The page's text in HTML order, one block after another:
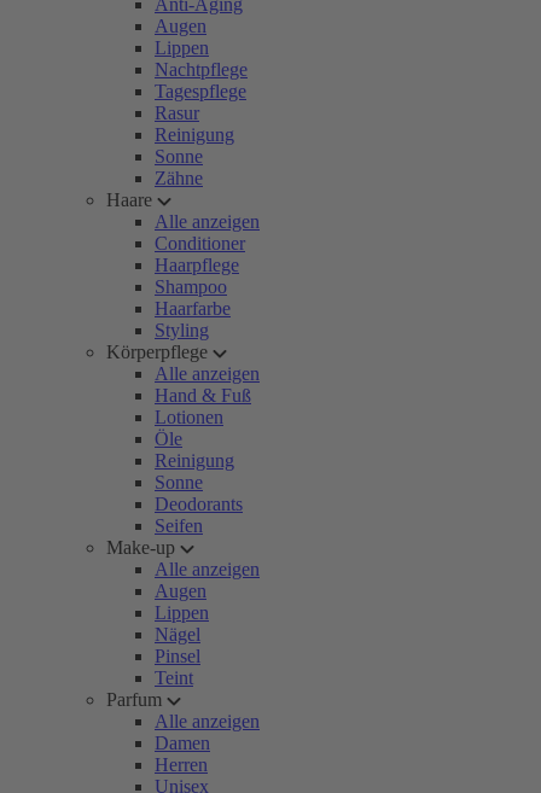
Anti-Aging
Augen
Lippen
Nachtpflege
Tagespflege
Rasur
Reinigung
Sonne
Zähne
Haare
Alle anzeigen
Conditioner
Haarpflege
Shampoo
Haarfarbe
Styling
Körperpflege
Alle anzeigen
Hand & Fuß
Lotionen
Öle
Reinigung
Sonne
Deodorants
Seifen
Make-up
Alle anzeigen
Augen
Lippen
Nägel
Pinsel
Teint
Parfum
Alle anzeigen
Damen
Herren
Unisex